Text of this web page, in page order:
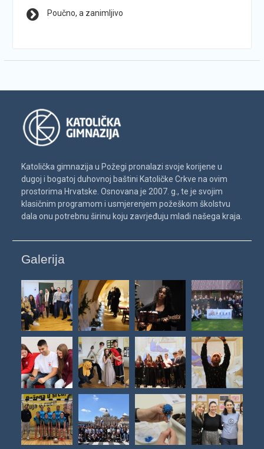
Poučno, a zanimljivo
Katolička gimnazija u Požegi pronalazi svoje korijene u
dugoj i bogatoj duhovnoj baštini Katoličke Crkve na ovim
prostorima Hrvatske. Osnovana je 2007. g., te je svojim
klasičnim programom i usmjerenjem požeškom školstvu
dala onu potrebnu širinu koju zavrjeđuju mladi našega kraja.
Galerija